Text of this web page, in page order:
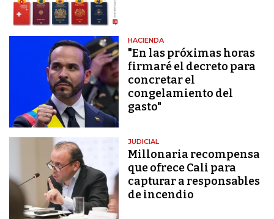
HACIENDA
"En las próximas horas
firmaré el decreto para
concretar el
congelamiento del
gasto"
JUDICIAL
Millonaria recompensa
que ofrece Cali para
capturar a responsables
de incendio